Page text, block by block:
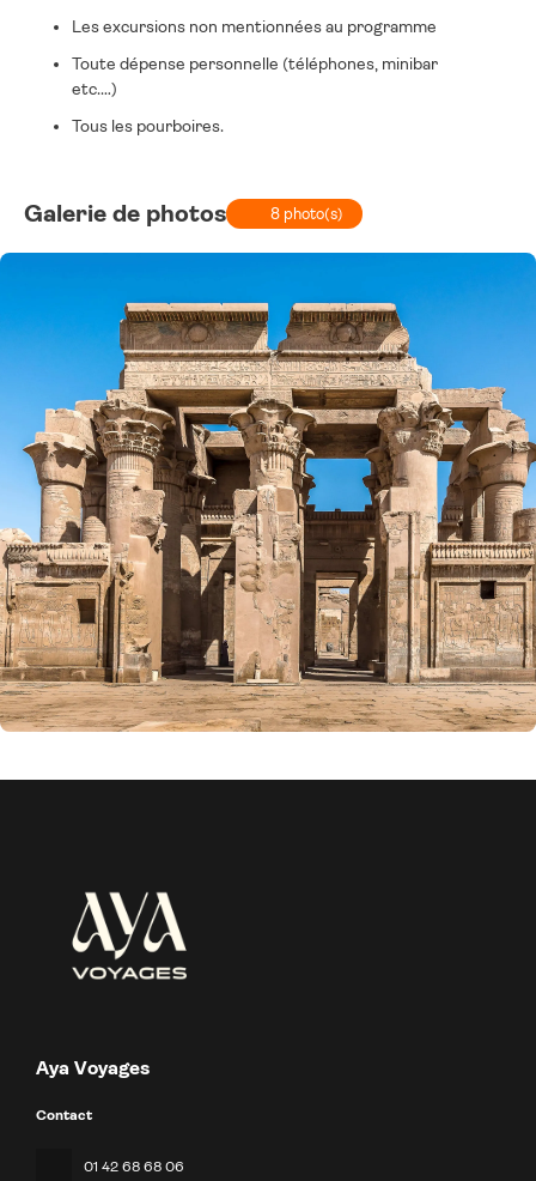
Les excursions non mentionnées au programme
Toute dépense personnelle (téléphones, minibar
etc.…)
Tous les pourboires.
Galerie de photos 8 photo(s)
Aya Voyages
Contact
01 42 68 68 06